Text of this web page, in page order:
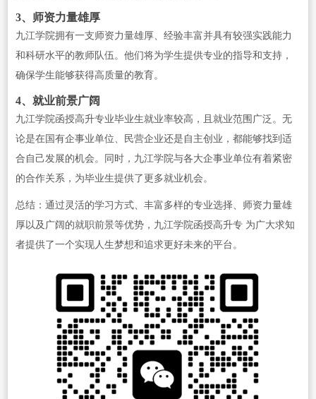
3、师资力量雄厚
九江学院拥有一支师资力量雄厚、经验丰富并具有较强实践能力
和科研水平的教师队伍。他们将为学生提供专业的指导和支持，
确保学生能够获得高质量的教育。
4、就业前景广阔
九江学院函授高升专业毕业生就业率较高，且就业范围广泛。无
论是在国有企事业单位、民营企业还是自主创业，都能够找到适
合自己发展的机会。同时，九江学院与各大企事业单位有着紧密
的合作关系，为毕业生提供了更多就业机会。
总结：通过灵活的学习方式、丰富多样的专业选择、师资力量雄
厚以及广阔的就职前景等优势，九江学院函授高升专 为广大求知
者提供了一个实现人生梦想和追求更好未来的平台。